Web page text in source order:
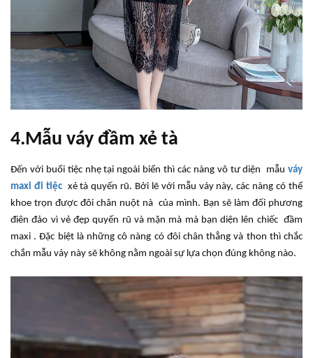
4.Mẫu váy đầm xẻ tà
Đến với buổi tiệc nhẹ tại ngoài biển thì các nàng vô tư diện mẫu váy
maxi đi tiệcxẻ tà quyến rũ. Bởi lẽ với mẫu váy này, các nàng có thể
khoe trọn được đôi chân nuột nà của mình. Bạn sẽ làm đối phương
điên đảo vì vẻ đẹp quyến rũ và mặn mà mà bạn diện lên chiếc đầm
maxi . Đặc biệt là những cô nàng có đôi chân thẳng và thon thì chắc
chắn mẫu váy này sẽ không nằm ngoài sự lựa chọn đúng không nào.